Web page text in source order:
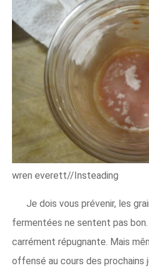
wren everett//Insteading
Je dois vous prévenir, les
fermentées ne sentent pas
carrément répugnante. Mais
offensé au cours des prochains